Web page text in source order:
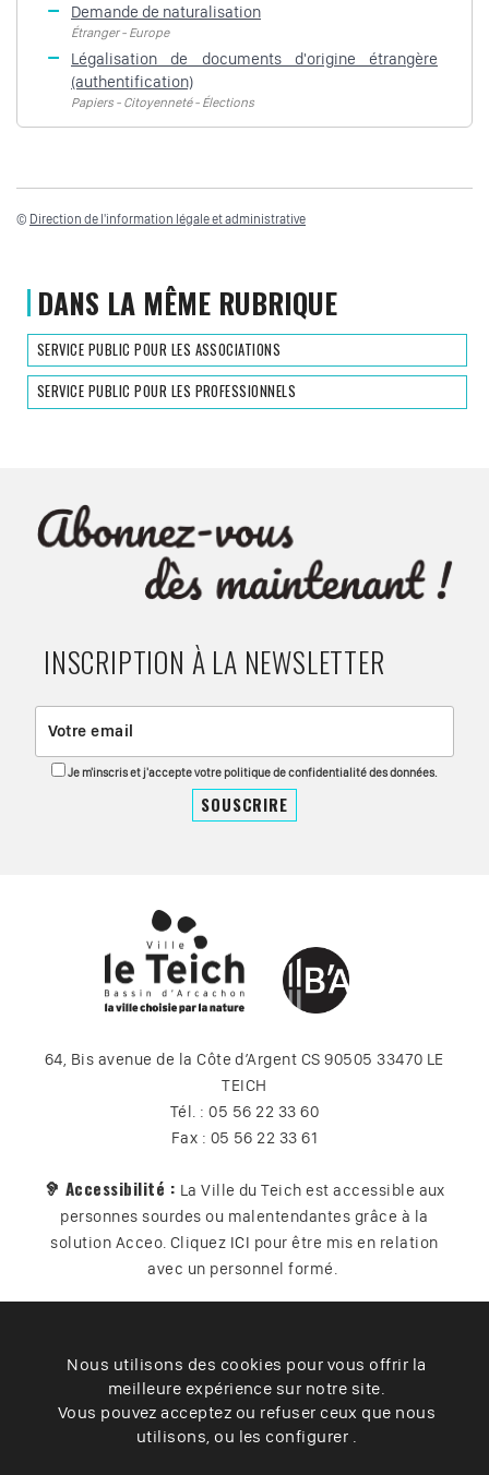
Demande de naturalisation
Étranger - Europe
Légalisation de documents d'origine étrangère
(authentification)
Papiers - Citoyenneté - Élections
© Direction de l'information légale et administrative
DANS LA MÊME RUBRIQUE
SERVICE PUBLIC POUR LES ASSOCIATIONS
SERVICE PUBLIC POUR LES PROFESSIONNELS
INSCRIPTION À LA NEWSLETTER
Je m'inscris et j'accepte votre politique de confidentialité des données.
64, Bis avenue de la Côte d’Argent CS 90505 33470 LE
TEICH
Tél. : 05 56 22 33 60
Fax : 05 56 22 33 61
🦻 Accessibilité : La Ville du Teich est accessible aux
personnes sourdes ou malentendantes grâce à la
solution Acceo. Cliquez ICI pour être mis en relation
avec un personnel formé.
Plan du site Contact Vos données
Cookies
Accessibilité
Nous utilisons des cookies pour vous offrir la
meilleure expérience sur notre site.
Vous pouvez acceptez ou refuser ceux que nous
utilisons, ou les configurer .